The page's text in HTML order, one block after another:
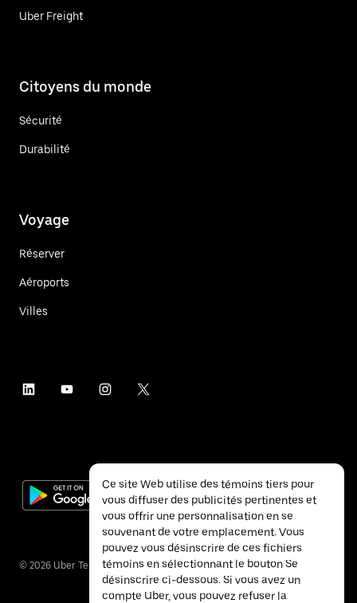
Uber Freight
Citoyens du monde
Sécurité
Durabilité
Voyage
Réserver
Aéroports
Villes
© 2026 Uber Technologies inc.
Ce site Web utilise des témoins tiers pour
vous diffuser des publicités pertinentes et
vous offrir une personnalisation en se
souvenant de votre emplacement. Vous
pouvez vous désinscrire de ces fichiers
témoins en sélectionnant le bouton Se
désinscrire ci-dessous. Si vous avez un
compte Uber, vous pouvez refuser la